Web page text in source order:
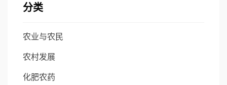
分类
农业与农民
农村发展
化肥农药